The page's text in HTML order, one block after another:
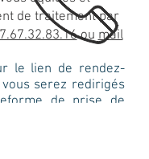
de traitement par
oumail
le lien de rendez-
serez redirigés
de prise de